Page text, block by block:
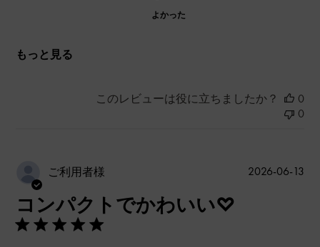
よかった
もっと見る
このレビューは役に立ちましたか？
0
0
ご利用者様
コンパクトでかわいい♡
公
2026-06-13